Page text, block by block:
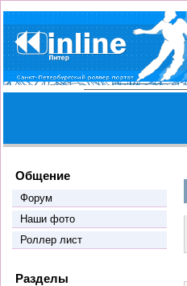
Общение
Форум
Наши фото
Роллер лист
Разделы